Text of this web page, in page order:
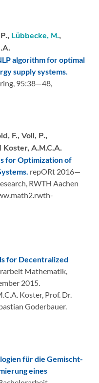
Lübbecke, M.,
algorithm for optimal
supply systems.
95:38—48,
F., Voll, P.,
A.M.C.A.
for Optimization of
repORt 2016—
RWTH Aachen
for Decentralized
Mathematik,
2015.
Koster, Prof. Dr.
Goderbauer.
für die Gemischt-
eines